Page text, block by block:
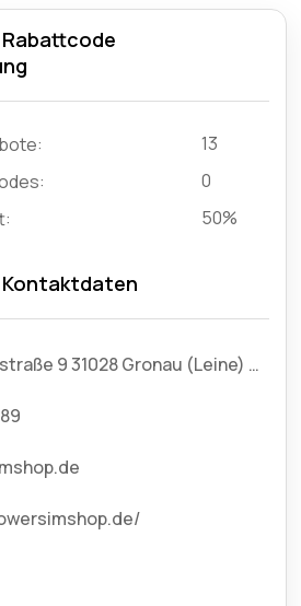
13
0
50%
Kontaktdaten
9 31028 Gronau (Leine) Deutschland